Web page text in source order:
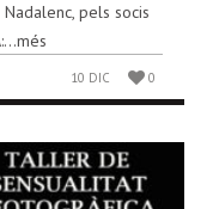
pels socis
10 DIC 0